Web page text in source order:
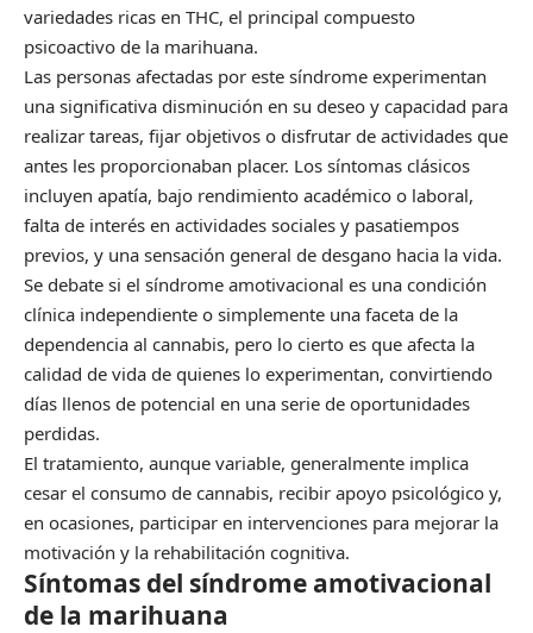
variedades ricas en THC, el principal compuesto
psicoactivo de la marihuana.
Las personas afectadas por este síndrome experimentan
una significativa disminución en su deseo y capacidad para
realizar tareas, fijar objetivos o disfrutar de actividades que
antes les proporcionaban placer. Los síntomas clásicos
incluyen apatía, bajo rendimiento académico o laboral,
falta de interés en actividades sociales y pasatiempos
previos, y una sensación general de desgano hacia la vida.
Se debate si el síndrome amotivacional es una condición
clínica independiente o simplemente una faceta de la
dependencia al cannabis, pero lo cierto es que afecta la
calidad de vida de quienes lo experimentan, convirtiendo
días llenos de potencial en una serie de oportunidades
perdidas.
El tratamiento, aunque variable, generalmente implica
cesar el consumo de cannabis, recibir apoyo psicológico y,
en ocasiones, participar en intervenciones para mejorar la
motivación y la rehabilitación cognitiva.
Síntomas del síndrome amotivacional
de la marihuana